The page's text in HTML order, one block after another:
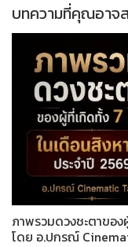
บทความที่คุณอาจ
ภาพรวมดวงชะตาขอ
โดย อ.ปกรณ์